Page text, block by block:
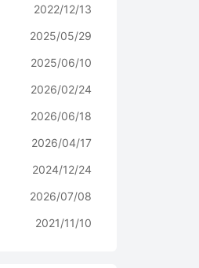
2022/12/13
2025/05/29
2025/06/10
2026/02/24
2026/06/18
2026/04/17
2024/12/24
2026/07/08
2021/11/10